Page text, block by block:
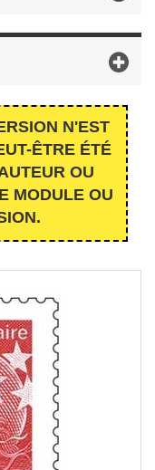
N'EST
ÊTRE ÉTÉ
OU
MODULE OU